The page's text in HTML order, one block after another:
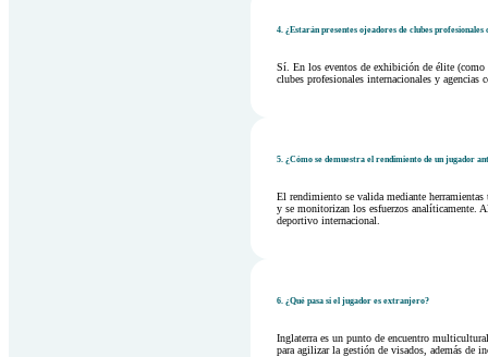
4. ¿Estarán presentes ojeadores de clubes
Sí. En los eventos de exhibición de élite (como
clubes profesionales internacionales y agencias
5. ¿Cómo se demuestra el rendimiento de un jugador
El rendimiento se valida mediante herramientas
y se monitorizan los esfuerzos analíticamente.
deportivo internacional.
6. ¿Qué pasa si el jugador es extranjero?
Inglaterra es un punto de encuentro
para agilizar la gestión de visados, además de